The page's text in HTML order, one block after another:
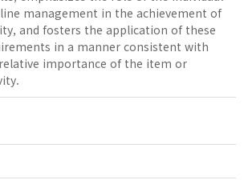
management in the achievement of
and fosters the application of these
in a manner consistent with
importance of the item or